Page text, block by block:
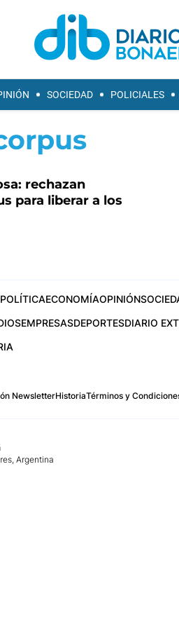
SOCIEDAD POLICIALES
rechazan
para liberar a los
POLÍTICAECONOMÍAOPINIÓN
EMPRESASDEPORTESDIARIO
NewsletterHistoriaTérminos y
Argentina